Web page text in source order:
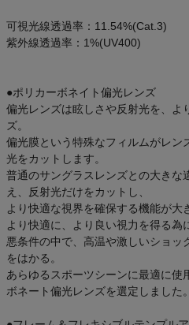
可視光線透過率：11.54%(Cat.3)
紫外線透過率：1%(UV400)
●ポリカーボネイト偏光レンズ
偏光レンズは眩しさや反射光を、よ
ズ。
偏光膜という特殊なフィルムがレン
光をカットします。
普通のサングラスレンズとの大きな
え、反射光だけをカットし、
より快適な視界を確保する機能が大
より快適に、より良い視力を得る為
悪条件の中で、高温や激しいショッ
をはかる。
あらゆるスポーツシーンに最適に使
ボネート偏光レンズを選定しました。